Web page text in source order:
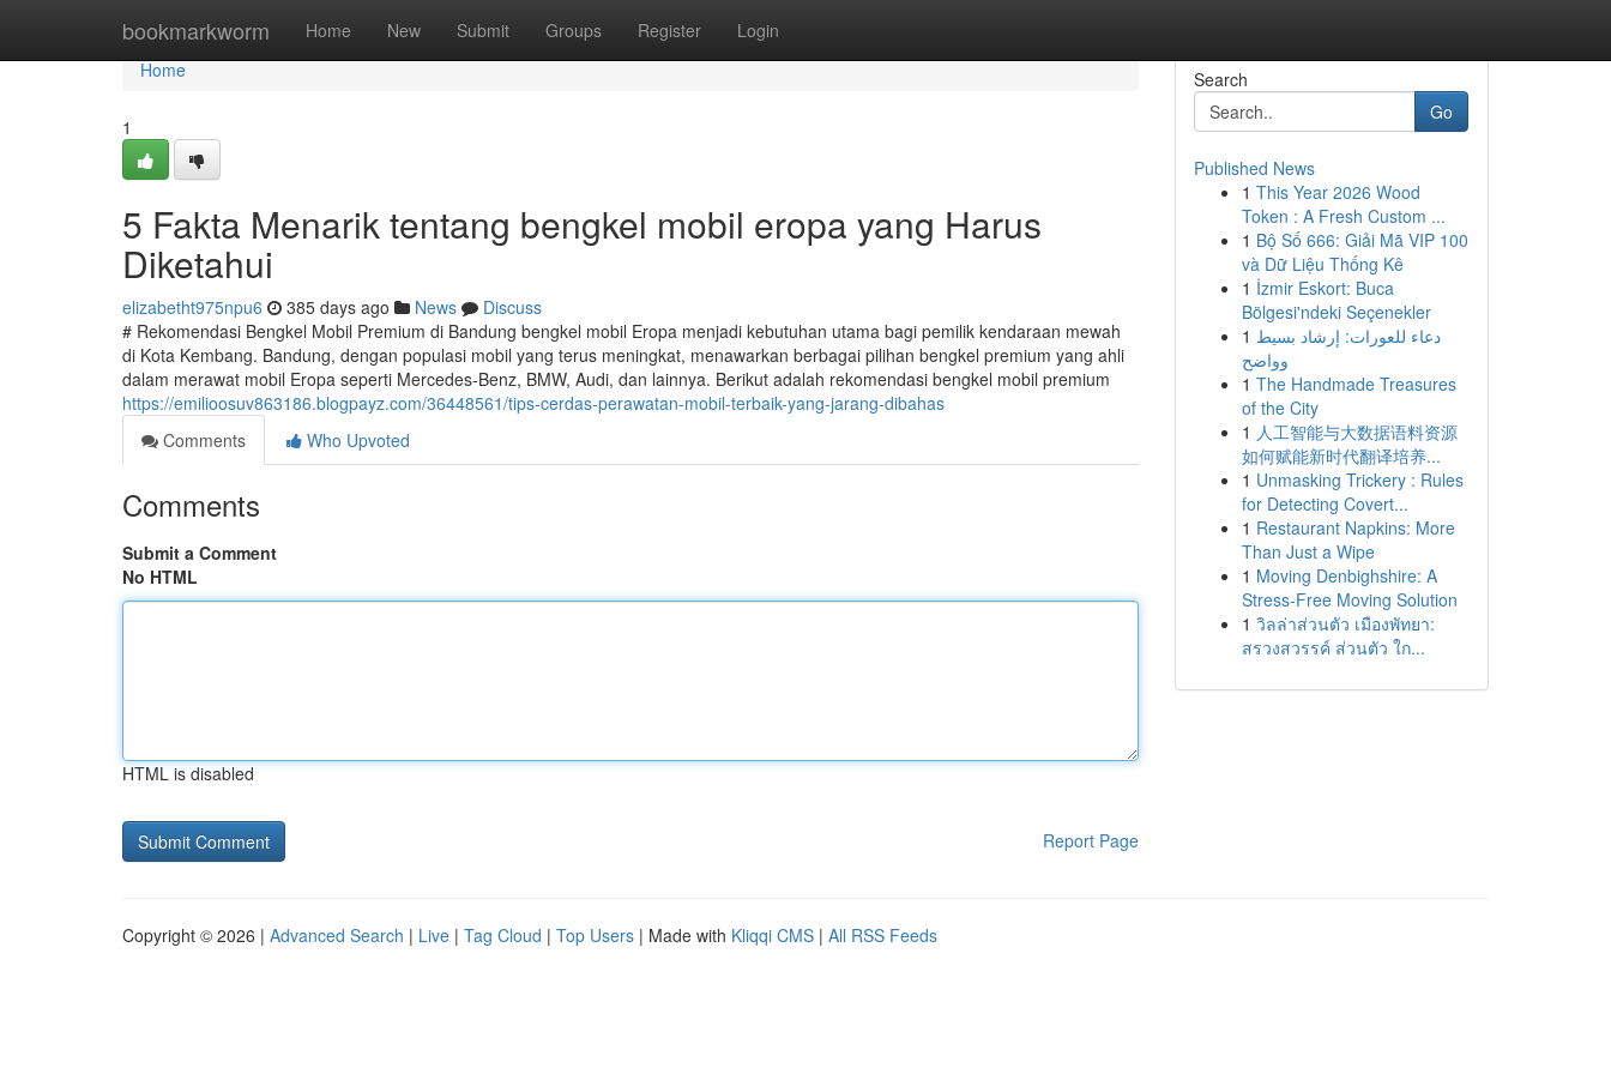
bookmarkworm Home New Submit Groups Register Login
Home
Home
1
5 Fakta Menarik tentang bengkel mobil eropa yang Harus
Diketahui
elizabetht975npu6 385 days ago News
Discuss
# Rekomendasi Bengkel Mobil Premium di Bandung bengkel mobil Eropa menjadi kebutuhan utama bagi pemilik kendaraan mewah
di Kota Kembang. Bandung, dengan populasi mobil yang terus meningkat, menawarkan berbagai pilihan bengkel premium yang ahli
dalam merawat mobil Eropa seperti Mercedes-Benz, BMW, Audi, dan lainnya. Berikut adalah rekomendasi bengkel mobil premium
https://emilioosuv863186.blogpayz.com/36448561/tips-cerdas-perawatan-mobil-terbaik-yang-jarang-dibahas
Comments
Who Upvoted
Comments
Submit a Comment
No HTML
HTML is disabled
Report Page
Search
Go
Published News
1 This Year 2026 Wood
Token : A Fresh Custom ...
1 Bộ Số 666: Giải Mã VIP 100
và Dữ Liệu Thống Kê
1 İzmir Eskort: Buca
Bölgesi'ndeki Seçenekler
1 دعاء للعورات: إرشاد بسيط
وواضح
1 The Handmade Treasures
of the City
1 人工智能与大数据语料资源
如何赋能新时代翻译培养...
1 Unmasking Trickery : Rules
for Detecting Covert...
1 Restaurant Napkins: More
Than Just a Wipe
1 Moving Denbighshire: A
Stress-Free Moving Solution
1 วิลล่าส่วนตัว เมืองพัทยา:
สรวงสวรรค์ ส่วนตัว ใก...
Copyright © 2026 | Advanced Search | Live | Tag Cloud | Top Users | Made with Kliqqi CMS | All RSS Feeds